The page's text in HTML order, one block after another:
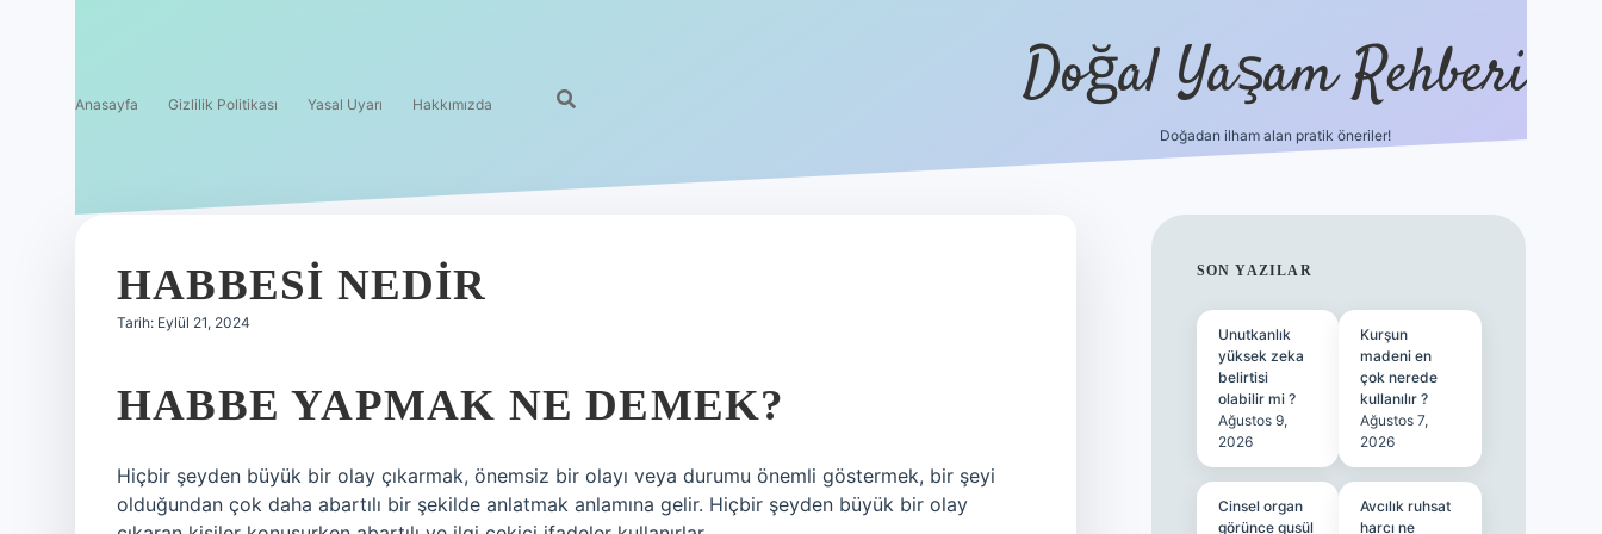
Anasayfa Gizlilik Politikası Yasal Uyarı Hakkımızda Doğal Yaşam Rehberi
Doğadan ilham alan pratik öneriler!
HABBESI NEDIR
Tarih: Eylül 21, 2024
HABBE YAPMAK NE DEMEK?
Hiçbir şeyden büyük bir olay çıkarmak, önemsiz bir olayı veya durumu önemli göstermek, bir şeyi
olduğundan çok daha abartılı bir şekilde anlatmak anlamına gelir. Hiçbir şeyden büyük bir olay
SIDEBAR
SON YAZILAR
Unutkanlık
yüksek zeka
belirtisi
olabilir mi ?
Ağustos 9,
2026
Kurşun
madeni en
çok nerede
kullanılır ?
Ağustos 7,
2026
Cinsel organ
görünce gusül
Avcılık ruhsat
harcı ne
hiltonbet